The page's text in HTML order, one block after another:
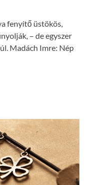
fenyítő üstökös,
– de egyszer
Madách Imre: Nép